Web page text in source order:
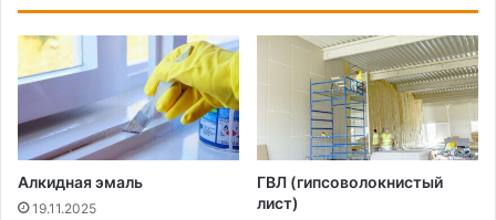
Алкидная эмаль
19.11.2025
ГВЛ (гипсоволокнистый
лист)